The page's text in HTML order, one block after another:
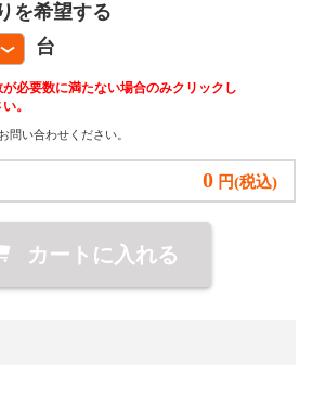
を希望する
台
必要数に満たない場合のみクリックし
。
い合わせください。
0 円(税込)
カートに入れる